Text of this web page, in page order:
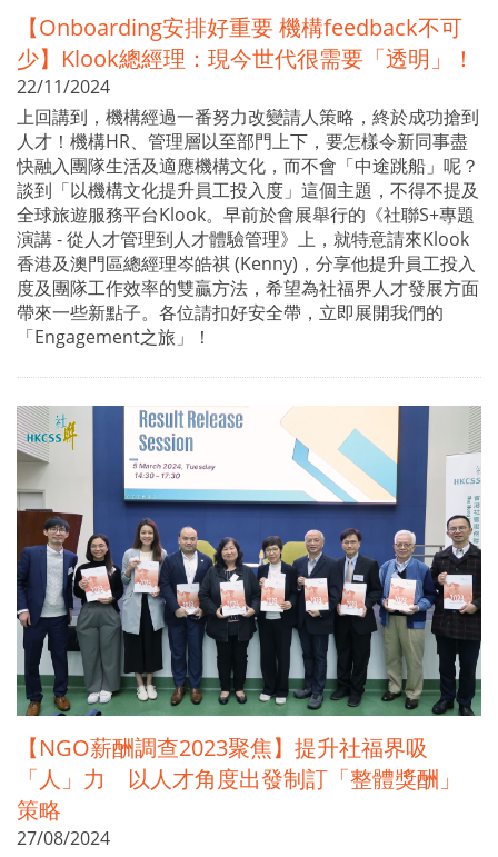
【Onboarding安排好重要 機構feedback不可
少】Klook總經理：現今世代很需要「透明」！
22/11/2024
上回講到，機構經過一番努力改變請人策略，終於成功搶到
人才！機構HR、管理層以至部門上下，要怎樣令新同事盡
快融入團隊生活及適應機構文化，而不會「中途跳船」呢？
談到「以機構文化提升員工投入度」這個主題，不得不提及
全球旅遊服務平台Klook。早前於會展舉行的《社聯S+專題
演講 - 從人才管理到人才體驗管理》上，就特意請來Klook
香港及澳門區總經理岑皓祺 (Kenny)，分享他提升員工投入
度及團隊工作效率的雙贏方法，希望為社福界人才發展方面
帶來一些新點子。各位請扣好安全帶，立即展開我們的
「Engagement之旅」！
【NGO薪酬調查2023聚焦】提升社福界吸
「人」力 以人才角度出發制訂「整體獎酬」
策略
27/08/2024